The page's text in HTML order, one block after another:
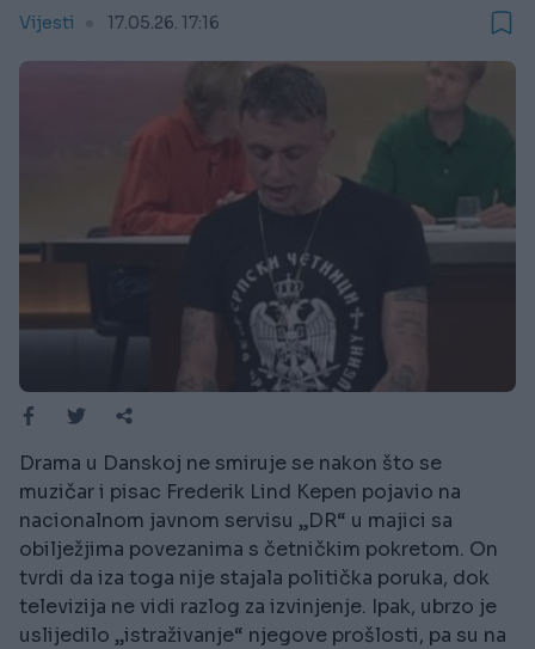
Vijesti 17.05.26. 17:16
Drama u Danskoj ne smiruje se nakon što se
muzičar i pisac Frederik Lind Kepen pojavio na
nacionalnom javnom servisu „DR“ u majici sa
obilježjima povezanima s četničkim pokretom. On
tvrdi da iza toga nije stajala politička poruka, dok
televizija ne vidi razlog za izvinjenje. Ipak, ubrzo je
uslijedilo „istraživanje“ njegove prošlosti, pa su na